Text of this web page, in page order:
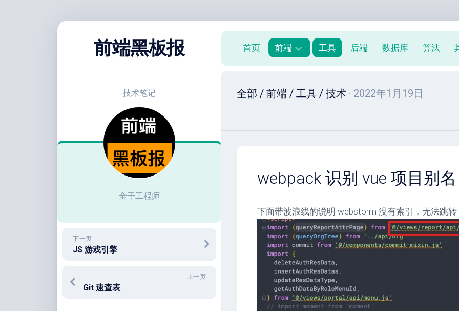
前端黑板报
技术笔记
全干工程师
下一页
JS 游戏引擎
上一页
Git 速查表
首页 前端
端
工具 后端 数据库 算法
全部 / 前端 / 工具 / 技术 · 2022年1月19日
webpack 识别 vue 项目别名
下面带波浪线的说明 webstorm 没有索引，无法跳转